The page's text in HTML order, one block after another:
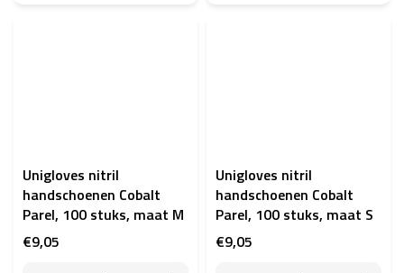
Unigloves nitril
handschoenen Cobalt
Parel, 100 stuks, maat M
€9,05
Unigloves nitril
handschoenen Cobalt
Parel, 100 stuks, maat S
€9,05